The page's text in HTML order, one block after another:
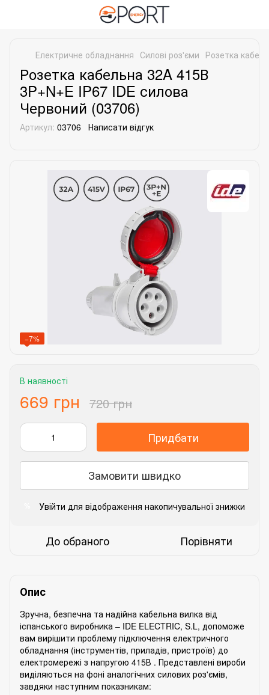
Електричне обладнання Силові роз'єми Розетка
Розетка кабельна 32A 415В
3P+N+E IP67 IDE силова
Червоний (03706)
Артикул: 03706 Написати відгук
−7%
В наявності
669 грн 720 грн
Придбати
Замовити швидко
Увійти для відображення накопичувальної знижки
До обраного Порівняти
Опис
Зручна, безпечна та надійна кабельна вилка від
іспанського виробника – IDE ELECTRIC, S.L, допоможе
вам вирішити проблему підключення електричного
обладнання (інструментів, приладів, пристроїв) до
електромережі з напругою 415В . Представлені вироби
виділяються на фоні аналогічних силових роз'ємів,
завдяки наступним показникам: